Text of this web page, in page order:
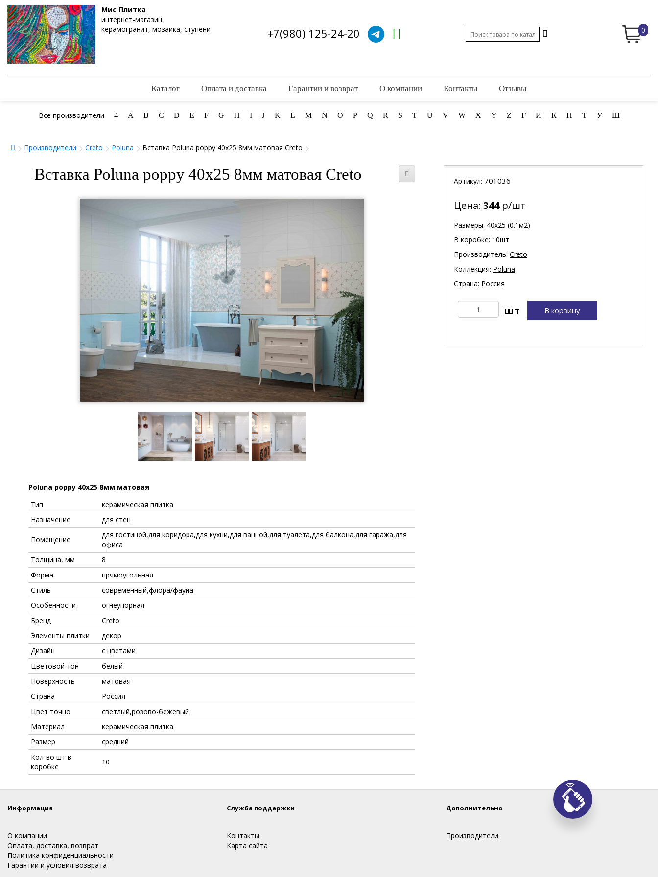
Мис Плитка
интернет-магазин
керамогранит, мозаика, ступени
+7(980) 125-24-20 0
Каталог Оплата и доставка Гарантии и возврат О компании Контакты Отзывы
Все производители 4 A B C D E F G H I J K L M N O P Q R S T U V W X Y Z Г И К Н Т У Ш
Производители Creto Poluna Вставка Poluna poppy 40x25 8мм матовая Creto
Вставка Poluna poppy 40x25 8мм матовая Creto
Poluna poppy 40x25 8мм матовая
Тип
керамическая плитка
Назначение
для стен
Помещение
для гостиной,для коридора,для кухни,для ванной,для туалета,для балкона,для гаража,для
офиса
Толщина, мм
8
Форма
прямоугольная
Стиль
современный,флора/фауна
Особенности
огнеупорная
Бренд
Creto
Элементы плитки
декор
Дизайн
с цветами
Цветовой тон
белый
Поверхность
матовая
Страна
Россия
Цвет точно
светлый,розово-бежевый
Материал
керамическая плитка
Размер
средний
Кол-во шт в
коробке
10
Артикул: 701036
Цена: 344р/шт
Размеры: 40х25 (0.1м2)
В коробке: 10шт
Производитель: Creto
Коллекция: Poluna
Страна: Россия
В корзину
Информация
О компании
Оплата, доставка, возврат
Политика конфиденциальности
Гарантии и условия возврата
Служба поддержки
Контакты
Карта сайта
Дополнительно
Производители